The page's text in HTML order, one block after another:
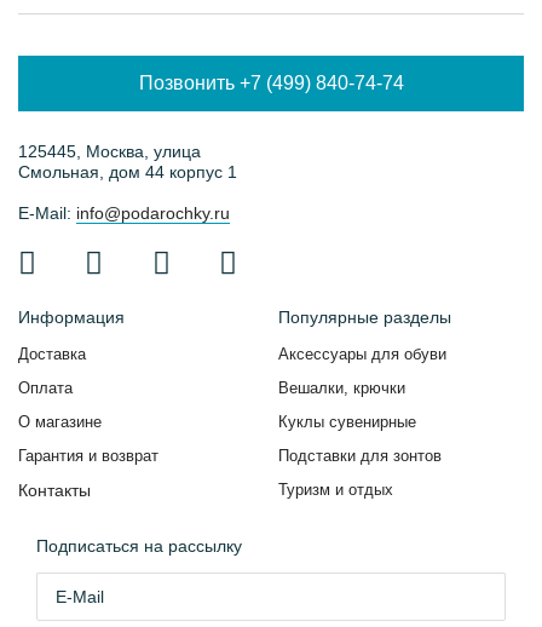
Позвонить +7 (499) 840-74-74
125445, Москва, улица
Смольная, дом 44 корпус 1
E-Mail: info@podarochky.ru
Информация
Доставка
Оплата
О магазине
Гарантия и возврат
Контакты
Популярные разделы
Аксессуары для обуви
Вешалки, крючки
Куклы сувенирные
Подставки для зонтов
Туризм и отдых
Подписаться на рассылку